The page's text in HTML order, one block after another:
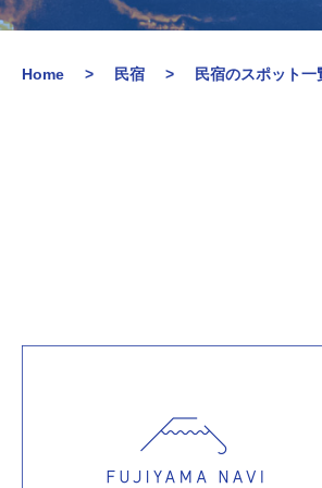
Home 民宿 民宿のスポット一